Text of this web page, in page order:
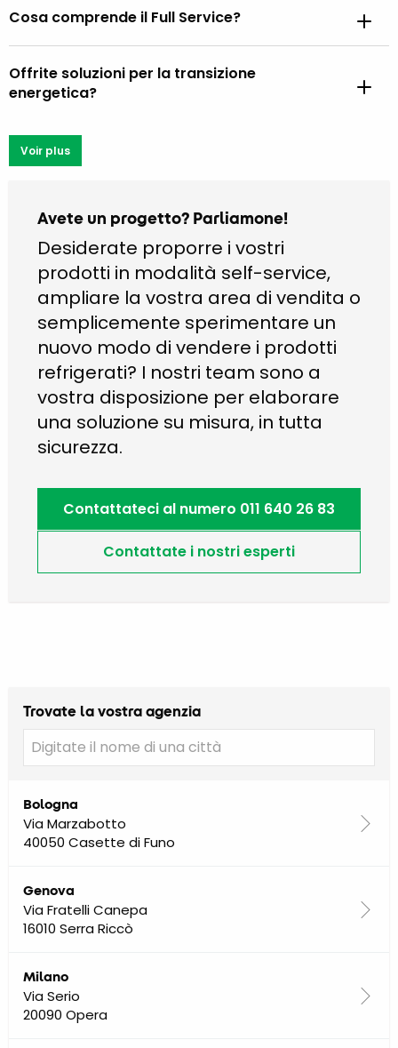
Cosa comprende il Full Service?
Offrite soluzioni per la transizione
energetica?
Voir plus
Avete un progetto? Parliamone!
Desiderate proporre i vostri
prodotti in modalità self-service,
ampliare la vostra area di vendita o
semplicemente sperimentare un
nuovo modo di vendere i prodotti
refrigerati? I nostri team sono a
vostra disposizione per elaborare
una soluzione su misura, in tutta
sicurezza.
Contattateci al numero 011 640 26 83
Contattate i nostri esperti
Trovate la vostra agenzia
Bologna
Via Marzabotto
40050 Casette di Funo
Genova
Via Fratelli Canepa
16010 Serra Riccò
Milano
Via Serio
20090 Opera